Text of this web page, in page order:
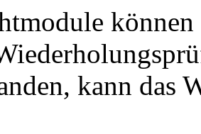
kann das